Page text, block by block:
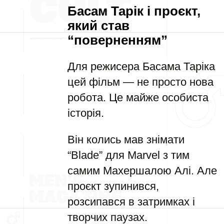
Басам Тарік і проєкт,
який став
“поверненням”
Для режисера Басама Таріка
цей фільм — не просто нова
робота. Це майже особиста
історія.
Він колись мав знімати
“Blade” для Marvel з тим
самим Махершалою Алі. Але
проєкт зупинився,
розсипався в затримках і
творчих паузах.